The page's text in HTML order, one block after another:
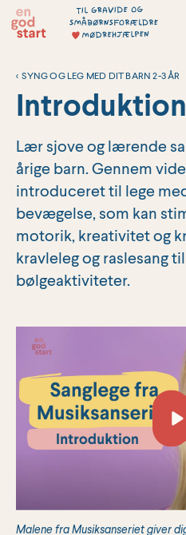
Hop
< SYNG OG LEG MED DIT BARN 2-3 ÅR
Introduktion
Lær sjove og lærende
årige barn. Gennem
introduceret til lege
bevægelse, som kan
motorik, kreativitet og
kravleleg og raslesang
bølgeaktiviteter.
Malene fra Musiksanseriet giver